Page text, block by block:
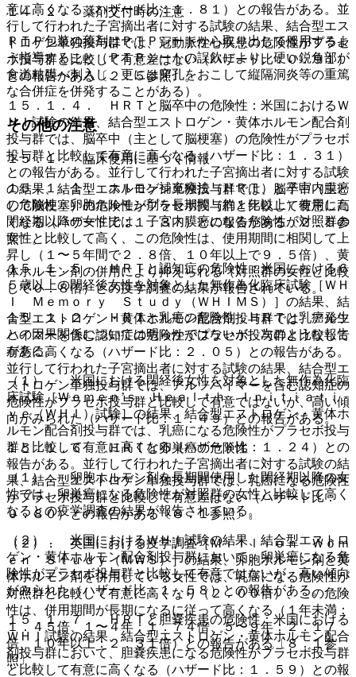
意に高くなる（ハザード比：１．８１）との報告がある。並
行して行われた子宮摘出者に対する試験の結果、結合型エス
トロゲン単独投与群では、冠動脈性心疾患の危険性がプラセ
ボ投与群と比較して有意差はない（ハザード比：０．９１）
との報告がある〔２．５参照〕。
１５．１．４． ＨＲＴと脳卒中の危険性：米国におけるＷ
ＨＩ試験の結果、結合型エストロゲン・黄体ホルモン配合剤
投与群では、脳卒中（主として脳梗塞）の危険性がプラセボ
投与群と比較して有意に高くなる（ハザード比：１．３１）
との報告がある。並行して行われた子宮摘出者に対する試験
の結果、結合型エストロゲン単独投与群では、脳卒中（主と
して脳梗塞）の危険性がプラセボ投与群と比較して有意に高
くなる（ハザード比：１．３７）との報告がある〔２．５参
照〕。
１５．１．５． ＨＲＴと認知症の危険性：米国における６
５歳以上の閉経後女性を対象とした無作為化臨床試験［ＷＨ
Ｉ Ｍｅｍｏｒｙ Ｓｔｕｄｙ（ＷＨＩＭＳ）］の結果、結
合型エストロゲン・黄体ホルモン配合剤投与群では、アルツ
ハイマーを含む認知症の危険性がプラセボ投与群と比較して
有意に高くなる（ハザード比：２．０５）との報告がある。
並行して行われた子宮摘出者に対する試験の結果、結合型エ
ストロゲン単独投与群では、アルツハイマーを含む認知症の
危険性がプラセボ投与群と比較して有意ではないが、高い傾
向がみられた（ハザード比：１．４９）との報告がある。
１５．１．６． ＨＲＴと卵巣癌の危険性
（１）． 卵胞ホルモン剤を長期間使用した閉経期以降の女
性では、卵巣癌になる危険性が対照群の女性と比較して高く
なるとの疫学調査の結果が報告されている。
（２）． 米国におけるＷＨＩ試験の結果、結合型エストロ
ゲン・黄体ホルモン配合剤投与群において、卵巣癌になる危
険性がプラセボ投与群と比較して有意ではないが、高い傾向
がみられた（ハザード比：１．５８）との報告がある。
１５．１．７． ＨＲＴと胆嚢疾患の危険性：米国における
ＷＨＩ試験の結果、結合型エストロゲン・黄体ホルモン配合
剤投与群において、胆嚢疾患になる危険性がプラセボ投与群
と比較して有意に高くなる（ハザード比：１．５９）との報
１４．２． 薬剤交付時の注意
ＰＴＰ包装の薬剤はＰＴＰシートから取り出して服用するよ
う指導すること（ＰＴＰシートの誤飲により、硬い鋭角部が
食道粘膜へ刺入し、更には穿孔をおこして縦隔洞炎等の重篤
な合併症を併発することがある）。
その他の注意
１５．１． 臨床使用に基づく情報
１５．１．１． ホルモン補充療法（ＨＲＴ）と子宮内膜癌
の危険性：卵胞ホルモン剤を長期間（約１年以上）使用した
閉経期以降の女性では、子宮内膜癌になる危険性が対照群の
女性と比較して高く、この危険性は、使用期間に相関して上
昇し（１〜５年間で２．８倍、１０年以上で９．５倍）、黄
体ホルモン剤の併用により抑えられる（対照群の女性と比較
して０．８倍）との疫学調査の結果が報告されている。
１５．１．２． ＨＲＴと乳癌の危険性：ＨＲＴと乳癌発生
との因果関係については明らかではないが、次のような報告
がある。
（１）． 米国における閉経後女性を対象とした無作為化臨
床試験［Ｗｏｍｅｎ’ｓ Ｈｅａｌｔｈ Ｉｎｉｔｉａｔｉ
ｖｅ（ＷＨＩ）試験］の結果、結合型エストロゲン・黄体ホ
ルモン配合剤投与群では、乳癌になる危険性がプラセボ投与
群と比較して有意に高くなる（ハザード比：１．２４）との
報告がある。並行して行われた子宮摘出者に対する試験の結
果、結合型エストロゲン単独投与群では、乳癌になる危険性
がプラセボ投与群と比較して有意差はない（ハザード比：
０．８０）との報告がある〔８．１参照〕。
（２）． 英国における疫学調査［Ｍｉｌｌｉｏｎ Ｗｏｍ
ｅｎ Ｓｔｕｄｙ（ＭＷＳ）］の結果、卵胞ホルモン剤と黄
体ホルモン剤を併用している女性では、乳癌になる危険性が
対照群と比較して有意に高くなり（２．００倍）、この危険
性は、併用期間が長期になるに従って高くなる（１年未満：
１．４５倍、１〜４年：１．７４倍、５〜９年：２．１７
倍、１０年以上：２．３１倍）との報告がある〔８．１参
照〕。